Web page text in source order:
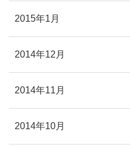
2015年1月
2014年12月
2014年11月
2014年10月